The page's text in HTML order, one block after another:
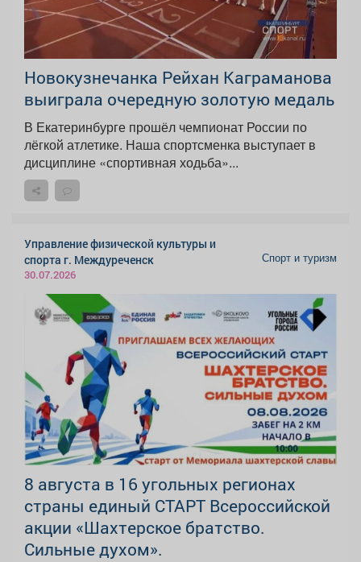
Новокузнечанка Рейхан Каграманова
выиграла очередную золотую медаль
В Екатеринбурге прошёл чемпионат России по
лёгкой атлетике. Наша спортсменка выступает в
дисциплине «спортивная ходьба»...
Управление физической культуры и
спорта г. Междуреченск
30.07.2026
Спорт и туризм
8 августа в 16 угольных регионах
страны единый СТАРТ Всероссийской
акции «Шахтерское братство.
Сильные духом».